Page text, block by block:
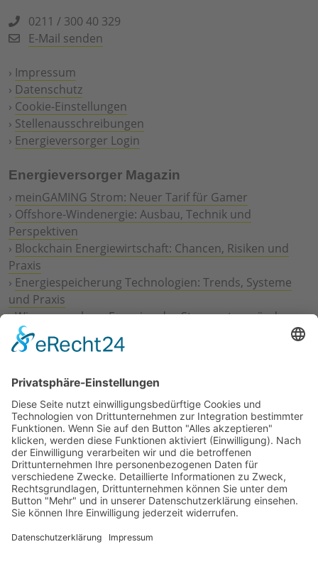
0211 / 300 40 329
E-Mail senden
› Impressum
› Datenschutz
› Cookie-Einstellungen
› Stellenausschreibungen
› Energieversorger Login
Energieversorger Magazin
› meinGAMING Strom: Neuer Tarif für Gamer
› Offshore-Windenergie: Ausbau, Technik und
Perspektiven
› Blockchain Energiewirtschaft: Chancen, Risiken und
Praxis
› Energiespeicherung Technologien: Trends, Systeme
und Praxis
›Wie erneuerbare Energien das Stromnetz verändern
Digitalisierung Energiewirtschaft: Effizienz, Netze und
Prozesse
Geschäftsmodelle
›Vorstandswechsel Westenergie: Böddeling übernimmt
befristet
›Wasserstoff-Hochlauf: Dialog, Infrastruktur und
konkrete Schritte
›Solaranlage Regenbogenfarben: FC St. Pauli und
LichtBlick installieren erste weltweite Anlage
Jetzt an der STUDIE360 teilnehmen
Wir möchten Transparenz mit einheitlichen Kriterien